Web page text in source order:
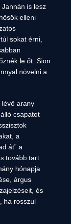
is lesz
elleni
sokat érni,
le őt. Sion
növelni a
lévő arany
csapatot
a
át” a
tovább tart
hónapja
árgus
és
ha rosszul